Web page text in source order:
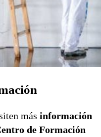
más información
de Formación